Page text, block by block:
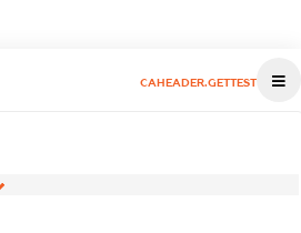
CAHEADER.GETTEST